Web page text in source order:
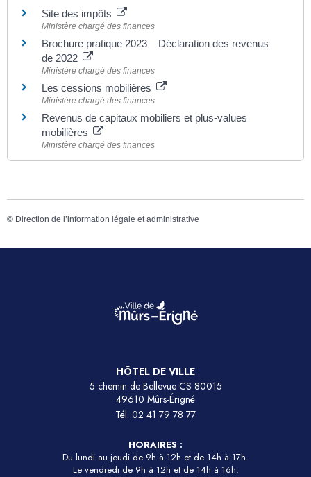
Site des impôts
Ministère chargé des finances
Brochure pratique 2023 – Déclaration des revenus
de 2022
Ministère chargé des finances
Les cessions mobilières
Ministère chargé des finances
Revenus de capitaux mobiliers et plus-values
mobilières
Ministère chargé des finances
© Direction de l’information légale et administrative
HÔTEL DE VILLE
5 chemin de Bellevue CS 80015
49610 Mûrs-Érigné
Tél. 02 41 79 78 77
HORAIRES :
Du lundi au jeudi de 9h à 12h et de 14h à 17h.
Le vendredi de 9h à 12h et de 14h à 16h.